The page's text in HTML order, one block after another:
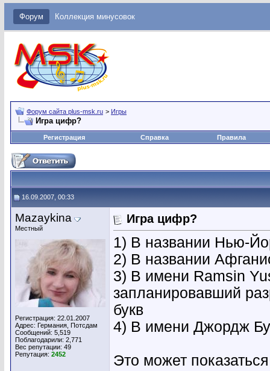
Форум Коллекция минусовок
Форум сайта plus-msk.ru > Игры
Игра цифр?
Регистрация Справка Правила
16.09.2007, 00:33
Mazaykina
Местный
Регистрация: 22.01.2007
Адрес: Германия, Потсдам
Сообщений: 5,519
Поблагодарили: 2,771
Вес репутации: 49
Репутация: 2452
Игра цифр?
1) В названии Нью-
2) В названии
3) В имени Ramsin
запланировавший
букв
4) В имени Джордж
Это может